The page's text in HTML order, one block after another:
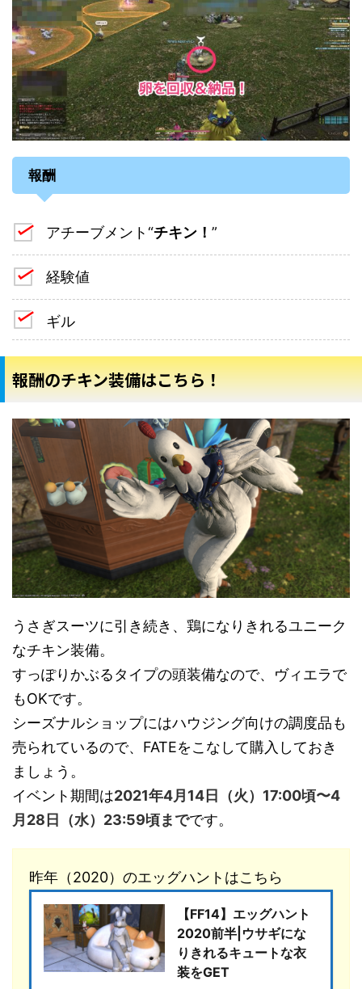
報酬
アチーブメント“チキン！ ”
経験値
ギル
報酬のチキン装備はこちら！
うさぎスーツに引き続き、鶏になりきれるユニーク
なチキン装備。
すっぽりかぶるタイプの頭装備なので、ヴィエラで
もOKです。
シーズナルショップにはハウジング向けの調度品も
売られているので、FATEをこなして購入しておき
ましょう。
イベント期間は2021年4月14日（火）17:00頃〜4
月28日（水）23:59頃までです。
昨年（2020）のエッグハントはこちら
【FF14】エッグハント
2020前半|ウサギにな
りきれるキュートな衣
装をGET